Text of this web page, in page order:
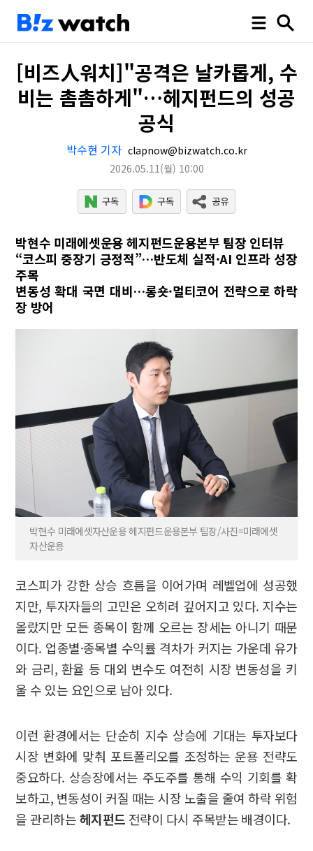
[비즈人워치]"공격은 날카롭게, 수
비는 촘촘하게"…헤지펀드의 성공
공식
박수현 기자 clapnow@bizwatch.co.kr
2026.05.11(월) 10:00
박현수 미래에셋운용 헤지펀드운용본부 팀장 인터뷰
“코스피 중장기 긍정적”…반도체 실적·AI 인프라 성장
주목
변동성 확대 국면 대비…롱숏·멀티코어 전략으로 하락
장 방어
박현수 미래에셋자산운용 헤지펀드운용본부 팀장/사진=미래에셋
자산운용
코스피가 강한 상승 흐름을 이어가며 레벨업에 성공했
지만, 투자자들의 고민은 오히려 깊어지고 있다. 지수는
올랐지만 모든 종목이 함께 오르는 장세는 아니기 때문
이다. 업종별·종목별 수익률 격차가 커지는 가운데 유가
와 금리, 환율 등 대외 변수도 여전히 시장 변동성을 키
울 수 있는 요인으로 남아 있다.
이런 환경에서는 단순히 지수 상승에 기대는 투자보다
시장 변화에 맞춰 포트폴리오를 조정하는 운용 전략도
중요하다. 상승장에서는 주도주를 통해 수익 기회를 확
보하고, 변동성이 커질 때는 시장 노출을 줄여 하락 위험
을 관리하는헤지펀드 전략이 다시 주목받는 배경이다.